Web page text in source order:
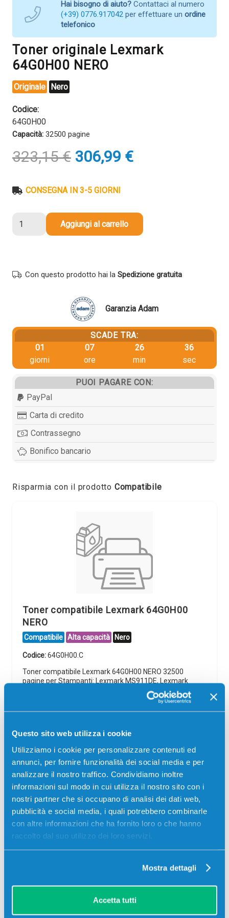
Questo sito web utilizza i cookie
Utilizziamo i cookie per personalizzare contenuti ed
annunci, per fornire funzionalità dei social media e per
analizzare il nostro traffico. Condividiamo inoltre
informazioni sul modo in cui utilizza il nostro sito con i
nostri partner che si occupano di analisi dei dati web,
pubblicità e social media, i quali potrebbero combinarle
con altre informazioni che ha fornito loro o che hanno
raccolto dal suo utilizzo dei loro servizi.
Mostra dettagli
Accetta tutti
Hai bisogno di aiuto? Contattaci al numero
(+39) 0776.917042 per effettuare un ordine
telefonico
Toner originale Lexmark
64G0H00 NERO
Originale Nero
Codice:
64G0H00
Capacità: 32500 pagine
323,15€ Il
prezzo
era:
306,99 €Il
prezzo
CONSEGNA IN 3-5 GIORNI
quantità
Aggiungi al carrello
Con questo prodotto hai la Spedizione gratuita
Garanzia Adam
SCADE TRA:
01
giorni
07
ore
26
min
35
sec
PUOI PAGARE CON:
PayPal
Carta di credito
Contrassegno
Bonifico bancario
Risparmia con il prodotto Compatibile
Toner compatibile Lexmark 64G0H00
NERO
Compatibile Alta capacità Nero
Codice:64G0H00.C
Toner compatibile Lexmark 64G0H00 NERO 32500
pagine per Stampanti: Lexmark MS911DE, Lexmark
MX910DE, Lexmark MX910DXE, Lexmark MX911DE,
CONSEGNA IN 3-5 GIORNI
Aggiungi al carrello
Spedizione gratuita
SCADE TRA:
01
giorni
07
ore
11
min sec
Visita la pagina prodotto per